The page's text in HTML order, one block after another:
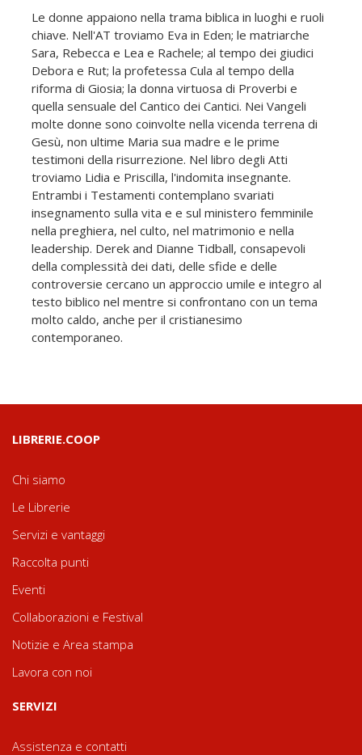
Le donne appaiono nella trama biblica in luoghi e ruoli
chiave. Nell'AT troviamo Eva in Eden; le matriarche
Sara, Rebecca e Lea e Rachele; al tempo dei giudici
Debora e Rut; la profetessa Cula al tempo della
riforma di Giosia; la donna virtuosa di Proverbi e
quella sensuale del Cantico dei Cantici. Nei Vangeli
molte donne sono coinvolte nella vicenda terrena di
Gesù, non ultime Maria sua madre e le prime
testimoni della risurrezione. Nel libro degli Atti
troviamo Lidia e Priscilla, l'indomita insegnante.
Entrambi i Testamenti contemplano svariati
insegnamento sulla vita e e sul ministero femminile
nella preghiera, nel culto, nel matrimonio e nella
leadership. Derek and Dianne Tidball, consapevoli
della complessità dei dati, delle sfide e delle
controversie cercano un approccio umile e integro al
testo biblico nel mentre si confrontano con un tema
molto caldo, anche per il cristianesimo
contemporaneo.
LIBRERIE.COOP
Chi siamo
Le Librerie
Servizi e vantaggi
Raccolta punti
Eventi
Collaborazioni e Festival
Notizie e Area stampa
Lavora con noi
SERVIZI
Assistenza e contatti